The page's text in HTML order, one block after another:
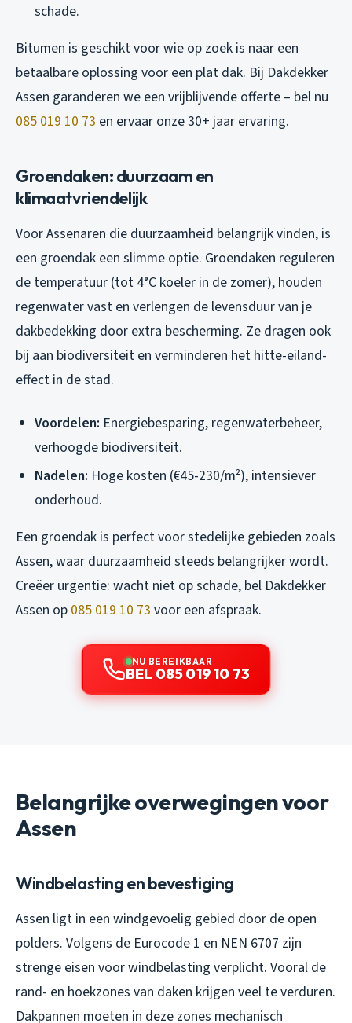
schade.
Bitumen is geschikt voor wie op zoek is naar een
betaalbare oplossing voor een plat dak. Bij Dakdekker
Assen garanderen we een vrijblijvende offerte – bel nu
085 019 10 73 en ervaar onze 30+ jaar ervaring.
Groendaken: duurzaam en
klimaatvriendelijk
Voor Assenaren die duurzaamheid belangrijk vinden, is
een groendak een slimme optie. Groendaken reguleren
de temperatuur (tot 4°C koeler in de zomer), houden
regenwater vast en verlengen de levensduur van je
dakbedekking door extra bescherming. Ze dragen ook
bij aan biodiversiteit en verminderen het hitte-eiland-
effect in de stad.
Voordelen: Energiebesparing, regenwaterbeheer,
verhoogde biodiversiteit.
Nadelen: Hoge kosten (€45-230/m²), intensiever
onderhoud.
Een groendak is perfect voor stedelijke gebieden zoals
Assen, waar duurzaamheid steeds belangrijker wordt.
Creëer urgentie: wacht niet op schade, bel Dakdekker
Assen op 085 019 10 73 voor een afspraak.
NU BEREIKBAAR
BEL 085 019 10 73
Belangrijke overwegingen voor
Assen
Windbelasting en bevestiging
Assen ligt in een windgevoelig gebied door de open
polders. Volgens de Eurocode 1 en NEN 6707 zijn
strenge eisen voor windbelasting verplicht. Vooral de
rand- en hoekzones van daken krijgen veel te verduren.
Dakpannen moeten in deze zones mechanisch